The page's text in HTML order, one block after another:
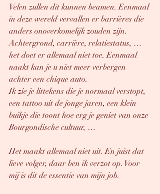
Velen zullen dit kunnen beamen. Eenmaal
in deze wereld vervallen er barrières die
anders onoverkomelijk zouden zijn.
Achtergrond, carrière, relatiestatus, …
het doet er allemaal niet toe. Eenmaal
naakt kan je u niet meer verbergen
achter een chique auto.
Ik zie je littekens die je normaal verstopt,
een tattoo uit de jonge jaren, een klein
buikje die toont hoe erg je geniet van onze
Bourgondische cultuur, …
Het maakt allemaal niet uit. En juist dat
lieve volger, daar ben ik verzot op. Voor
mij is dit de essentie van mijn job.